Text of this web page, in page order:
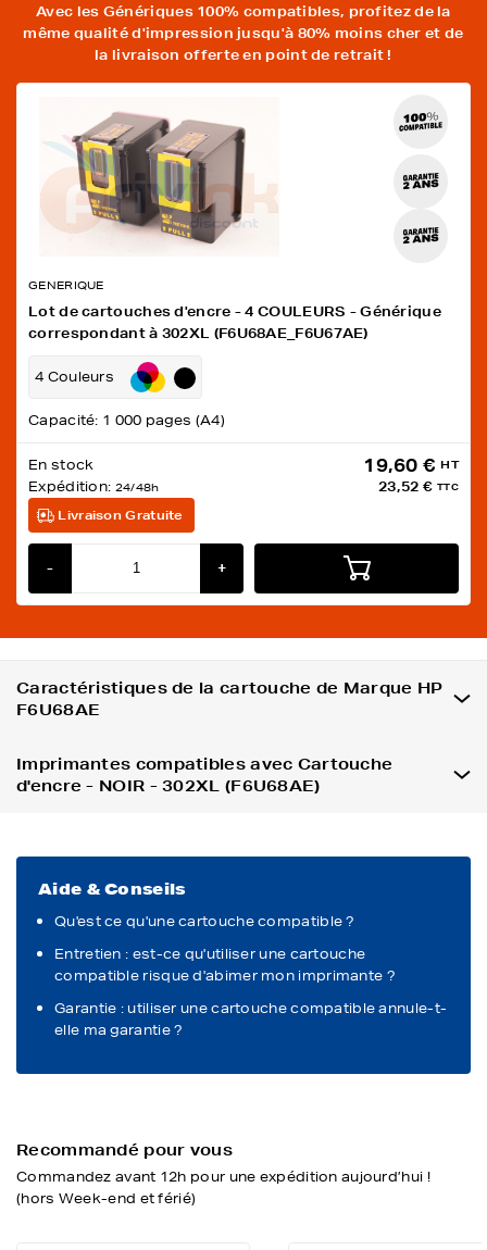
Avec les Génériques 100% compatibles, profitez de la
même qualité d'impression jusqu'à 80% moins cher et de
la livraison offerte en point de retrait !
GENERIQUE
Lot de cartouches d'encre - 4 COULEURS - Générique
correspondant à 302XL (F6U68AE_F6U67AE)
4 Couleurs
Capacité: 1 000 pages (A4)
En stock
Expédition: 24/48h
19,60 € HT
23,52 € TTC
Livraison Gratuite
- +
Caractéristiques de la cartouche de Marque HP
F6U68AE
Imprimantes compatibles avec Cartouche
d'encre - NOIR - 302XL (F6U68AE)
Aide & Conseils
Qu'est ce qu'une cartouche compatible ?
Entretien : est-ce qu'utiliser une cartouche
compatible risque d'abimer mon imprimante ?
Garantie : utiliser une cartouche compatible annule-t-
elle ma garantie ?
Recommandé pour vous
Commandez avant 12h pour une expédition aujourd’hui !
(hors Week-end et férié)